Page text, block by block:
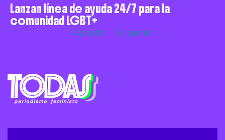
Lanzan línea de ayuda 24/7 para la
comunidad LGBT+
« Anterior Siguiente »